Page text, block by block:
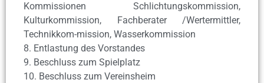
Kommissionen Schlichtungskommission,
Kulturkommission, Fachberater /Wertermittler,
Technikkom-mission, Wasserkommission
8. Entlastung des Vorstandes
9. Beschluss zum Spielplatz
10. Beschluss zum Vereinsheim